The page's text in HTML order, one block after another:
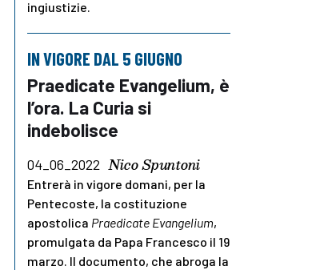
ingiustizie.
IN VIGORE DAL 5 GIUGNO
Praedicate Evangelium, è
l’ora. La Curia si
indebolisce
04_06_2022 Nico Spuntoni
Entrerà in vigore domani, per la
Pentecoste, la costituzione
apostolica Praedicate Evangelium,
promulgata da Papa Francesco il 19
marzo. Il documento, che abroga la